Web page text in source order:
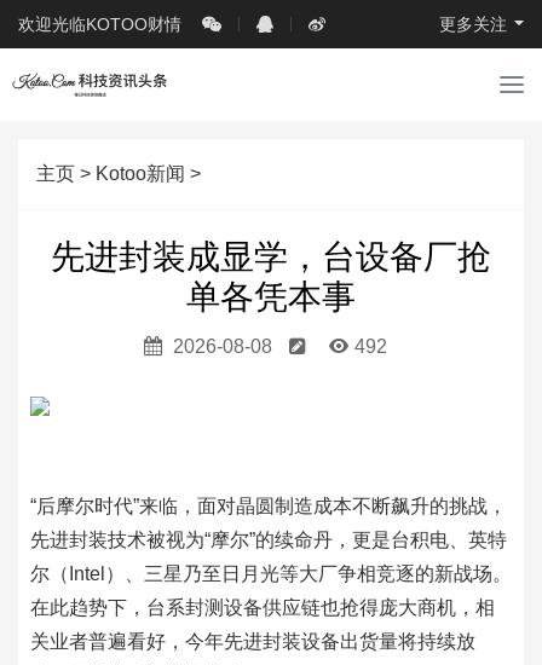
欢迎光临KOTOO财情 更多关注
导
主页 > Kotoo新闻 >
先进封装成显学，台设备厂抢
单各凭本事
2026-08-08 492
“后摩尔时代”来临，面对晶圆制造成本不断飙升的挑战，
先进封装技术被视为“摩尔”的续命丹，更是台积电、英特
尔（Intel）、三星乃至日月光等大厂争相竞逐的新战场。
在此趋势下，台系封测设备供应链也抢得庞大商机，相
关业者普遍看好，今年先进封装设备出货量将持续放